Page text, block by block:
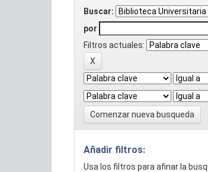
Buscar:
por
Filtros actuales:
Comenzar nueva busqueda
Añadir filtros:
Usa los filtros para afinar la